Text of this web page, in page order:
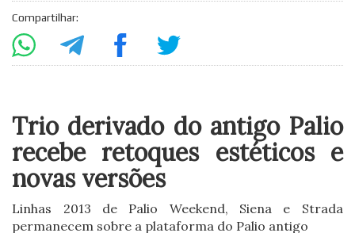
Compartilhar:
Trio derivado do antigo Palio
recebe retoques estéticos e
novas versões
Linhas 2013 de Palio Weekend, Siena e Strada
permanecem sobre a plataforma do Palio antigo